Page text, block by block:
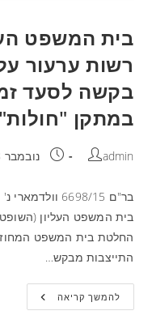
בית המשפט
רשות ערעור
בקשה לסעד
במתקן "חולות"
admin נובמבר 8, 2015
בית המשפט העליון
החלטת בית המשפט
התייצבות מבקש…
להמשך קריאה